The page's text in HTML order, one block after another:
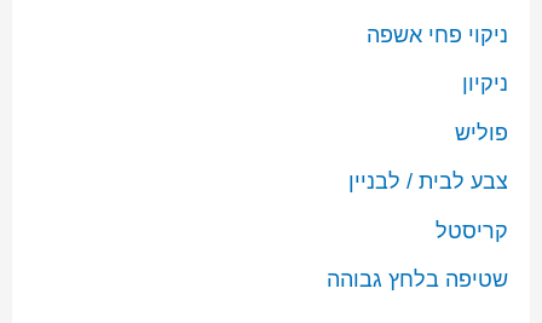
ניקוי פחי אשפה
ניקיון
פוליש
צבע לבית / לבניין
קריסטל
שטיפה בלחץ גבוהה